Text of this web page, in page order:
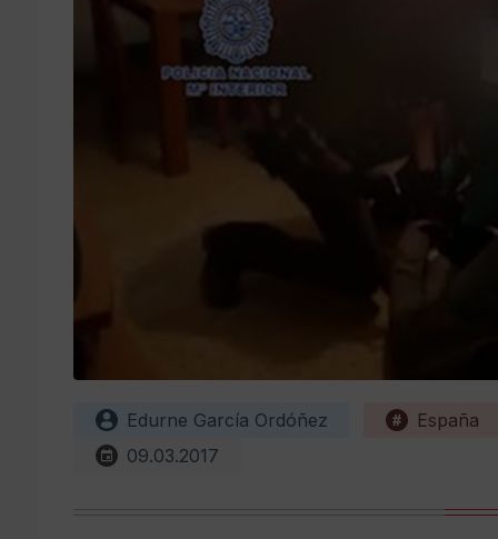
Edurne García Ordóñez
España
09.03.2017